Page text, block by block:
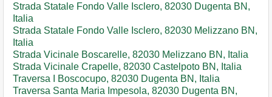
Strada Statale Fondo Valle Isclero, 82030 Dugenta BN,
Italia
Strada Statale Fondo Valle Isclero, 82030 Melizzano BN,
Italia
Strada Vicinale Boscarelle, 82030 Melizzano BN, Italia
Strada Vicinale Crapelle, 82030 Castelpoto BN, Italia
Traversa I Boscocupo, 82030 Dugenta BN, Italia
Traversa Santa Maria Impesola, 82030 Dugenta BN,